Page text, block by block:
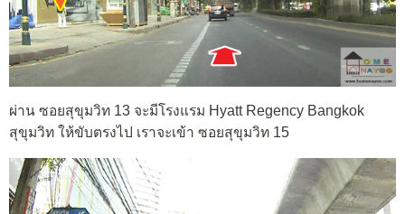
ผ่าน ซอยสุขุมวิท 13 จะมีโรงแรม Hyatt Regency Bangkok
สุขุมวิท ให้ขับตรงไป เราจะเข้า ซอยสุขุมวิท 15